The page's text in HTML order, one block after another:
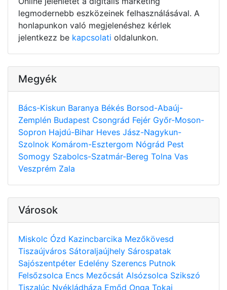
legmodernebb eszközeinek felhasználásával. A
honlapunkon való megjelenéshez kérlek
jelentkezz be kapcsolati oldalunkon.
Megyék
Bács-Kiskun Baranya Békés Borsod-Abaúj-
Zemplén Budapest Csongrád Fejér Győr-Moson-
Sopron Hajdú-Bihar Heves Jász-Nagykun-
Szolnok Komárom-Esztergom Nógrád Pest
Somogy Szabolcs-Szatmár-Bereg Tolna Vas
Veszprém Zala
Városok
Miskolc Ózd Kazincbarcika Mezőkövesd
Tiszaújváros Sátoraljaújhely Sárospatak
Sajószentpéter Edelény Szerencs Putnok
Felsőzsolca Encs Mezőcsát Alsózsolca Szikszó
Tiszalúc Nyékládháza Emőd Onga Tokaj